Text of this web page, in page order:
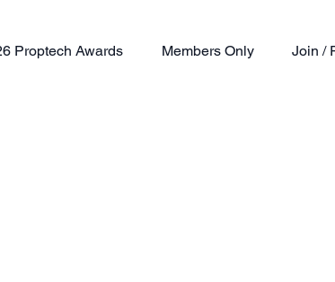
Proptech Awards Members Only Join /